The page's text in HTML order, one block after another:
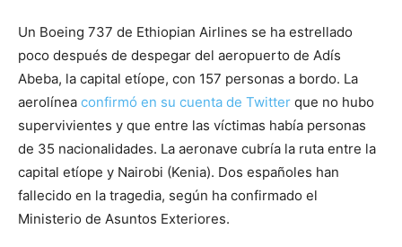
Un Boeing 737 de Ethiopian Airlines se ha estrellado
poco después de despegar del aeropuerto de Adís
Abeba, la capital etíope, con 157 personas a bordo. La
aerolínea confirmó en su cuenta de Twitter que no hubo
supervivientes y que entre las víctimas había personas
de 35 nacionalidades. La aeronave cubría la ruta entre la
capital etíope y Nairobi (Kenia). Dos españoles han
fallecido en la tragedia, según ha confirmado el
Ministerio de Asuntos Exteriores.